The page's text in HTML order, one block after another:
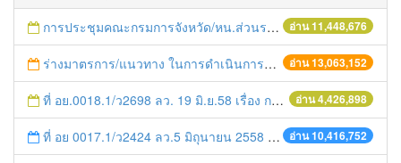
อ่าน 11,448,676
การประชุมคณะกรมการจังหวัด/หน.ส่วนราชการประจำเดือน มิถุนายน 2558
อ่าน 13,063,152
ร่างมาตรการ/แนวทาง ในการดำเนินการประกอบการตรวจราชการแบบบูรณาการ
อ่าน 4,426,898
ที่ อย.0018.1/ว2698 ลว. 19 มิ.ย.58 เรื่อง การแก้ไขปัญหาหนี้สินให้แก่เกษตรกร
อ่าน 10,416,752
ที่ อย 0017.1/ว2424 ลว.5 มิถุนายน 2558 เรื่อง แจ้งกำหนดตรวจประเมินและให้คะแนนหน่วยงานที่สมัครเข้าร่วมโครงการพัฒนาหน่วยงานต้นแบบในการจัดตั้งศูนย์ข้อมูลข่าวสารของราชการฯ ประจำปีงบประมาณ พ.ศ. 2558